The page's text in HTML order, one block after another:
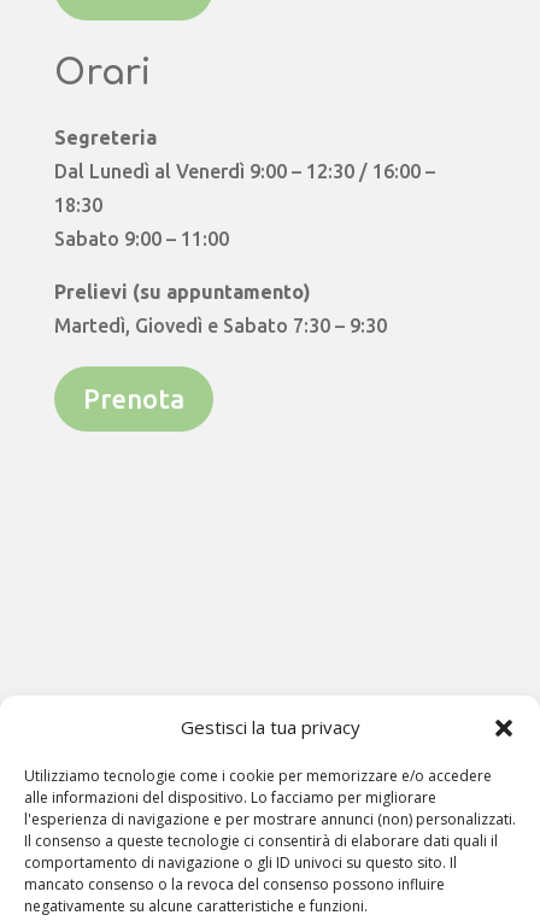
Gestisci la tua privacy
Utilizziamo tecnologie come i cookie per memorizzare e/o accedere
alle informazioni del dispositivo. Lo facciamo per migliorare
l'esperienza di navigazione e per mostrare annunci (non) personalizzati.
Il consenso a queste tecnologie ci consentirà di elaborare dati quali il
comportamento di navigazione o gli ID univoci su questo sito. Il
mancato consenso o la revoca del consenso possono influire
negativamente su alcune caratteristiche e funzioni.
Orari
Segreteria
Dal Lunedì al Venerdì 9:00 – 12:30 / 16:00 –
18:30
Sabato 9:00 – 11:00
Prelievi (su appuntamento)
Martedì, Giovedì e Sabato 7:30 – 9:30
Prenota